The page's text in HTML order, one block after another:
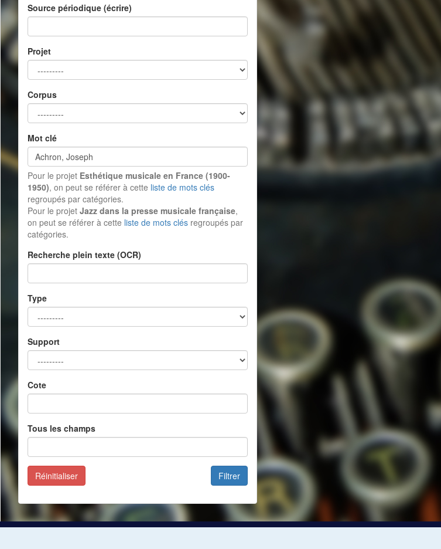
Source périodique (écrire)
Projet
Corpus
Mot clé
Pour le projet Esthétique musicale en France (1900-
1950), on peut se référer à cette liste de mots clés
regroupés par catégories.
Pour le projet Jazz dans la presse musicale française,
on peut se référer à cette liste de mots clés regroupés par
catégories.
Recherche plein texte (OCR)
Type
Support
Cote
Tous les champs
Filtrer
Réinitialiser